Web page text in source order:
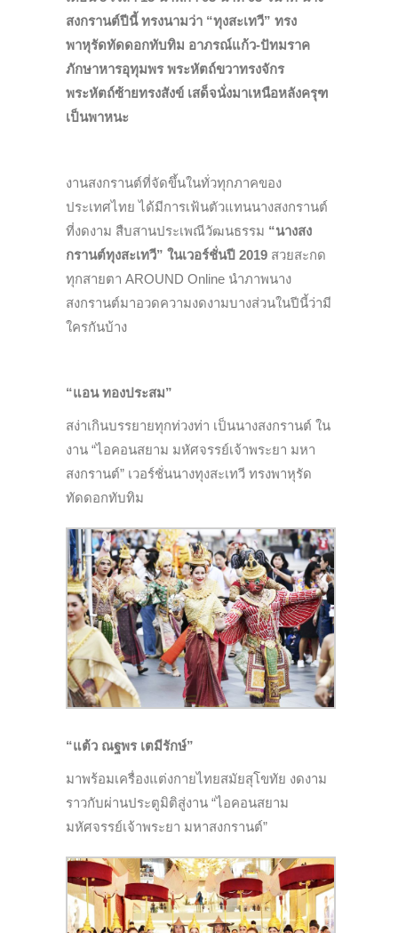
สงกรานต์ปีนี้ ทรงนามว่า “ทุงสะเทวี” ทรง
พาหุรัดทัดดอกทับทิม อาภรณ์แก้ว-ปัทมราค
ภักษาหารอุทุมพร พระหัตถ์ขวาทรงจักร
พระหัตถ์ซ้ายทรงสังข์ เสด็จนั่งมาเหนือหลังครุฑ
เป็นพาหนะ
งานสงกรานต์ที่จัดขึ้นในทั่วทุกภาคของ
ประเทศไทย ได้มีการเฟ้นตัวแทนนางสงกรานต์
ที่งดงาม สืบสานประเพณีวัฒนธรรม “นางสง
กรานต์ทุงสะเทวี” ในเวอร์ชั่นปี 2019 สวยสะกด
ทุกสายตา AROUND Online นำภาพนาง
สงกรานต์มาอวดความงดงามบางส่วนในปีนี้ว่ามี
ใครกันบ้าง
“แอน ทองประสม”
สง่าเกินบรรยายทุกท่วงท่า เป็นนางสงกรานต์ ใน
งาน “ไอคอนสยาม มหัศจรรย์เจ้าพระยา มหา
สงกรานต์” เวอร์ชั่นนางทุงสะเทวี ทรงพาหุรัด
ทัดดอกทับทิม
“แต้ว ณฐพร เตมีรักษ์”
มาพร้อมเครื่องแต่งกายไทยสมัยสุโขทัย งดงาม
ราวกับผ่านประตูมิติสู่งาน “ไอคอนสยาม
มหัศจรรย์เจ้าพระยา มหาสงกรานต์”